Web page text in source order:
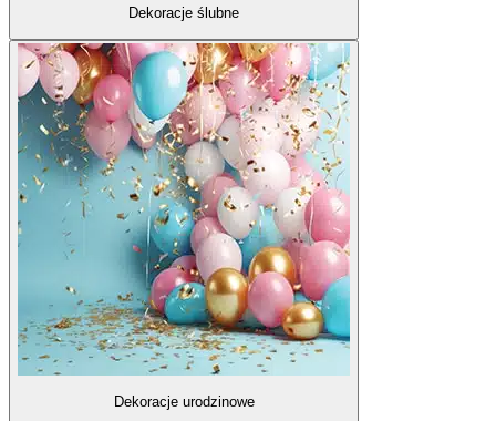
Dekoracje ślubne
Dekoracje urodzinowe